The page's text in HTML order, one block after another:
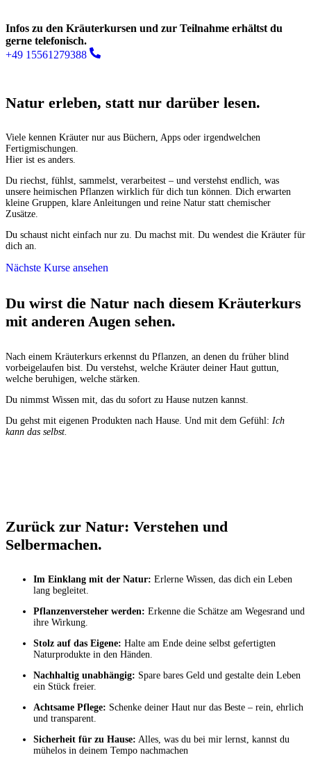
Infos zu den Kräuterkursen und zur Teilnahme erhältst du
gerne telefonisch.
+49 15561279388
Natur erleben, statt nur darüber lesen.
Viele kennen Kräuter nur aus Büchern, Apps oder irgendwelchen
Fertigmischungen.
Hier ist es anders.
Du riechst, fühlst, sammelst, verarbeitest – und verstehst endlich, was
unsere heimischen Pflanzen wirklich für dich tun können. Dich erwarten
kleine Gruppen, klare Anleitungen und reine Natur statt chemischer
Zusätze.
Du schaust nicht einfach nur zu. Du machst mit. Du wendest die Kräuter für
dich an.
Nächste Kurse ansehen
Du wirst die Natur nach diesem Kräuterkurs
mit anderen Augen sehen.
Nach einem Kräuterkurs erkennst du Pflanzen, an denen du früher blind
vorbeigelaufen bist. Du verstehst, welche Kräuter deiner Haut guttun,
welche beruhigen, welche stärken.
Du nimmst Wissen mit, das du sofort zu Hause nutzen kannst.
Du gehst mit eigenen Produkten nach Hause. Und mit dem Gefühl: Ich
kann das selbst.
Zurück zur Natur: Verstehen und
Selbermachen.
Im Einklang mit der Natur: Erlerne Wissen, das dich ein Leben
lang begleitet.
Pflanzenversteher werden: Erkenne die Schätze am Wegesrand und
ihre Wirkung.
Stolz auf das Eigene: Halte am Ende deine selbst gefertigten
Naturprodukte in den Händen.
Nachhaltig unabhängig: Spare bares Geld und gestalte dein Leben
ein Stück freier.
Achtsame Pflege: Schenke deiner Haut nur das Beste – rein, ehrlich
und transparent.
Sicherheit für zu Hause: Alles, was du bei mir lernst, kannst du
mühelos in deinem Tempo nachmachen